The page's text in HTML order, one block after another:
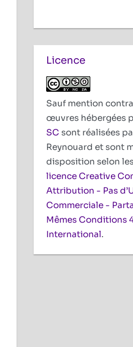
Licence
Sauf mention
œuvres hébergées
SC sont réalisées
Reynouard et sont
disposition selon
licence Creative
Attribution - Pas
Commerciale -
Mêmes Conditions
International.